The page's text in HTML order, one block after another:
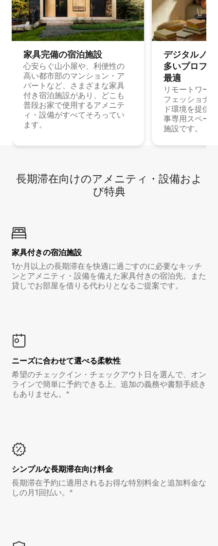
家具完備の宿⁠泊⁠施⁠設
心安らぐ山小屋や、利便性の
高い都市部のマンション・ア
パートなど、さまざまな家具
付き宿泊施設があり、どこも
普段お家で使用するアメニテ
ィ・設備がすべてそろってい
ます。
デジタルノ
多⁠いプ⁠ロ⁠フ⁠
最⁠適
リモートワー
フェッショナ
ド環境を提供
事専用スペー
施設です。
長期滞在向け⁠のア⁠メ⁠ニ⁠テ⁠ィ⁠・設⁠備⁠およ
び特⁠典
家具付き⁠の宿⁠泊⁠施⁠設
1か月以上の長期滞在を快適に過ごすのに必要なキッチ
ンとアメニティ・設備を備えた家具付きの宿泊先。また
貸しでお部屋を借りる代わりとなるご提案です。
ニーズに合わせて選べる柔軟性
希望のチェックイン・チェックアウト日を選んで、オン
ラインで簡単に予約できる上、追加の義務や書類手続き
もありません。*
シンプルな長期滞在向け料金
長期滞在予約に適用されるお得な特別料金と追加料金な
しの月1回払い。*